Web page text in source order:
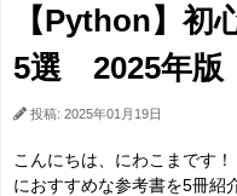
【Python】初
5選 2025年版
投稿: 2025年01月19日
こんにちは、にわこまです
におすすめな参考書を5冊紹